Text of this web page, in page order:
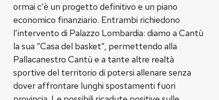
ormai c’è un progetto definitivo e un piano
economico finanziario. Entrambi richiedono
l’intervento di Palazzo Lombardia: diamo a Cantù
la sua “Casa del basket”, permettendo alla
Pallacanestro Cantù e a tante altre realtà
sportive del territorio di potersi allenare senza
dover affrontare lunghi spostamenti fuori